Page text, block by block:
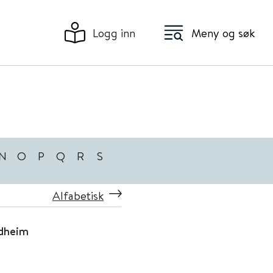
Logg inn Meny og søk
O P Q R S
Alfabetisk